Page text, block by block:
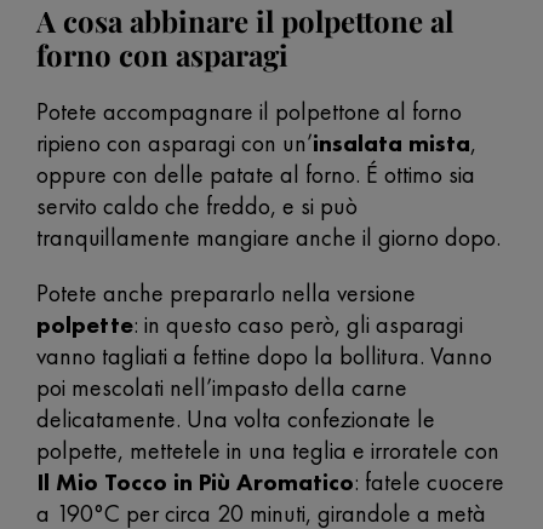
A cosa abbinare il polpettone al
forno con asparagi
Potete accompagnare il polpettone al forno
ripieno con asparagi con un’insalata mista,
oppure con delle patate al forno. É ottimo sia
servito caldo che freddo, e si può
tranquillamente mangiare anche il giorno dopo.
Potete anche prepararlo nella versione
polpette: in questo caso però, gli asparagi
vanno tagliati a fettine dopo la bollitura. Vanno
poi mescolati nell’impasto della carne
delicatamente. Una volta confezionate le
polpette, mettetele in una teglia e irroratele con
Il Mio Tocco in Più Aromatico: fatele cuocere
a 190°C per circa 20 minuti, girandole a metà